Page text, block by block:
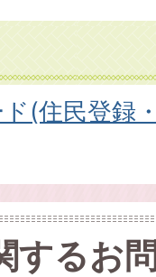
(住民登録
するお